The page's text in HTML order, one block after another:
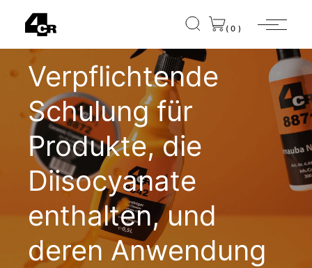
(0)
Verpflichtende
Schulung für
Produkte, die
Diisocyanate
enthalten, und
deren Anwendung